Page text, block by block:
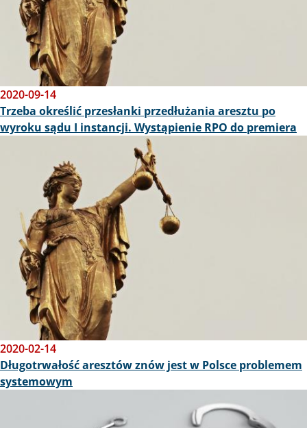
2020-09-14
Trzeba określić przesłanki przedłużania aresztu po
wyroku sądu I instancji. Wystąpienie RPO do premiera
2020-02-14
Długotrwałość aresztów znów jest w Polsce problemem
systemowym